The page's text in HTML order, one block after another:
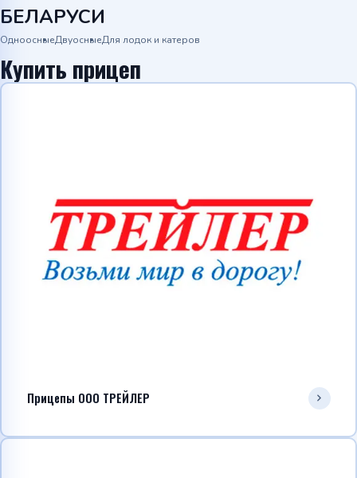
БЕЛАРУСИ
ОдноосныеДвуосныеДля лодок и катеров
Купить прицеп
Прицепы ООО ТРЕЙЛЕР